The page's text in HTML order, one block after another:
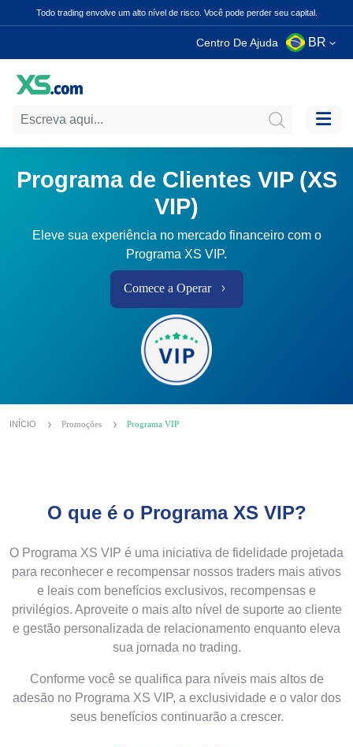
Todo trading envolve um alto nível de risco. Você pode perder seu capital.
Centro De Ajuda BR
Programa de Clientes VIP (XS
VIP)
Eleve sua experiência no mercado financeiro com o
Programa XS VIP.
Comece a Operar
INÍCIO Promoções Programa VIP
O que é o Programa XS VIP?
O Programa XS VIP é uma iniciativa de fidelidade projetada
para reconhecer e recompensar nossos traders mais ativos
e leais com benefícios exclusivos, recompensas e
privilégios. Aproveite o mais alto nível de suporte ao cliente
e gestão personalizada de relacionamento enquanto eleva
sua jornada no trading.
Conforme você se qualifica para níveis mais altos de
adesão no Programa XS VIP, a exclusividade e o valor dos
seus benefícios continuarão a crescer.